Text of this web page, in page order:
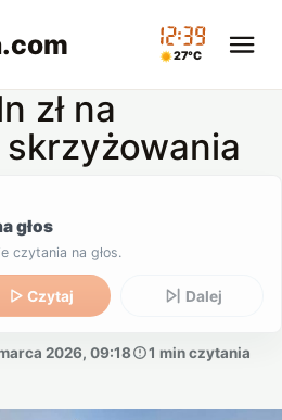
.com 12:39
27°C
zł na
głos
czytania na głos.
Czytaj Dalej
2026, 09:18
1 min czytania